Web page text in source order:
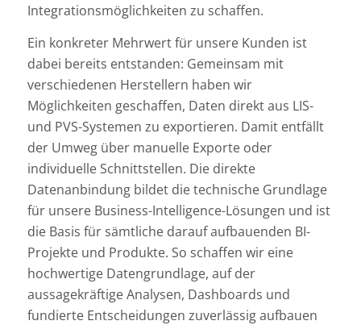
Integrationsmöglichkeiten zu schaffen.
Ein konkreter Mehrwert für unsere Kunden ist
dabei bereits entstanden: Gemeinsam mit
verschiedenen Herstellern haben wir
Möglichkeiten geschaffen, Daten direkt aus LIS-
und PVS-Systemen zu exportieren. Damit entfällt
der Umweg über manuelle Exporte oder
individuelle Schnittstellen. Die direkte
Datenanbindung bildet die technische Grundlage
für unsere Business-Intelligence-Lösungen und ist
die Basis für sämtliche darauf aufbauenden BI-
Projekte und Produkte. So schaffen wir eine
hochwertige Datengrundlage, auf der
aussagekräftige Analysen, Dashboards und
fundierte Entscheidungen zuverlässig aufbauen